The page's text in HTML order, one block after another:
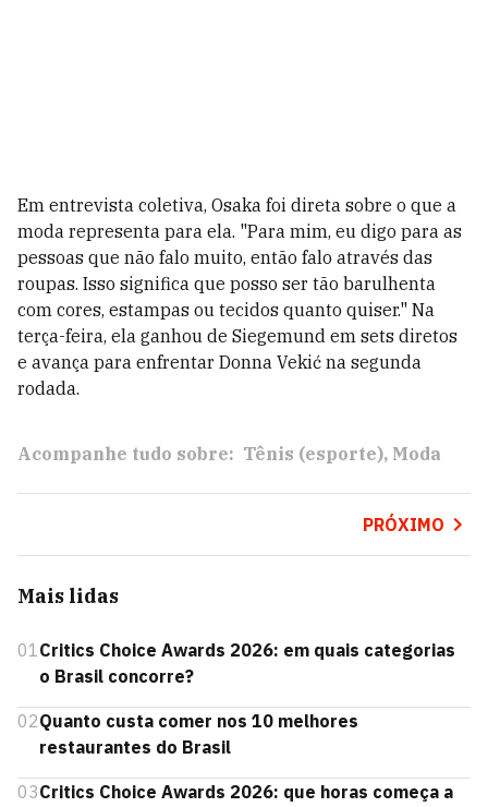
Em entrevista coletiva, Osaka foi direta sobre o que a
moda representa para ela. "Para mim, eu digo para as
pessoas que não falo muito, então falo através das
roupas. Isso significa que posso ser tão barulhenta
com cores, estampas ou tecidos quanto quiser." Na
terça-feira, ela ganhou de Siegemund em sets diretos
e avança para enfrentar Donna Vekić na segunda
rodada.
Acompanhe tudo sobre: Tênis (esporte) Moda
PRÓXIMO
Mais lidas
01Critics Choice Awards 2026: em quais categorias
o Brasil concorre?
02Quanto custa comer nos 10 melhores
restaurantes do Brasil
03Critics Choice Awards 2026: que horas começa a